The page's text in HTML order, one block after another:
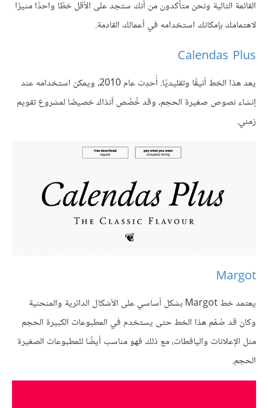
القائمة التالية ونحن متأكدون من أنك ستجد على الأقل خطًا واحدًا مثيرًا
لاهتمامك بإمكانك استخدامه في أعمالك القادمة.
Calendas Plus
يعد هذا الخط أنيقًا وتقليديًا. أُحدِث عام 2010، ويمكن استخدامه عند
إنشاء نصوص صغيرة الحجم، وقد خُصِّص آنذاك خصيصًا لمشروع تقويم
زمني.
Margot
يعتمد خط Margot بشكل أساسي على الأشكال الدائرية والمنحنية
وكان قد صُمِّم هذا الخط حتى يستخدم في المطبوعات الكبيرة الحجم
مثل الإعلانات واليافطات، مع ذلك فهو مناسب أيضًا للمطبوعات الصغيرة
الحجم.